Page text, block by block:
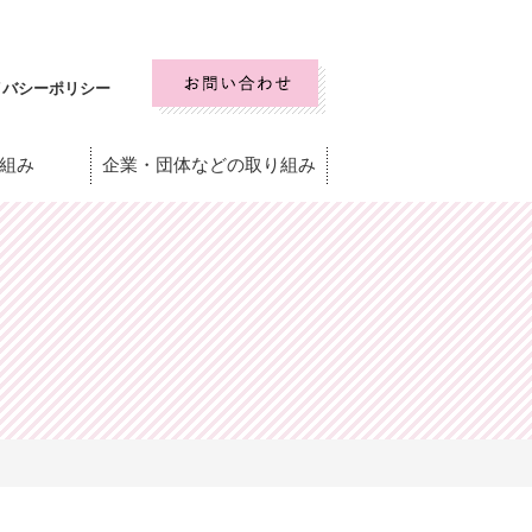
シーポリシー
み 企業・団体などの取り組み